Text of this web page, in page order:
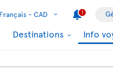
Français - CAD 1
Destinations Info